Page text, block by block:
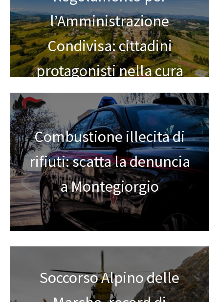
l’Amministrazione
Condivisa: cittadini
protagonisti nella cura
dei beni comuni
Combustione illecita di
rifiuti: scatta la denuncia
a Montegiorgio
Soccorso Alpino delle